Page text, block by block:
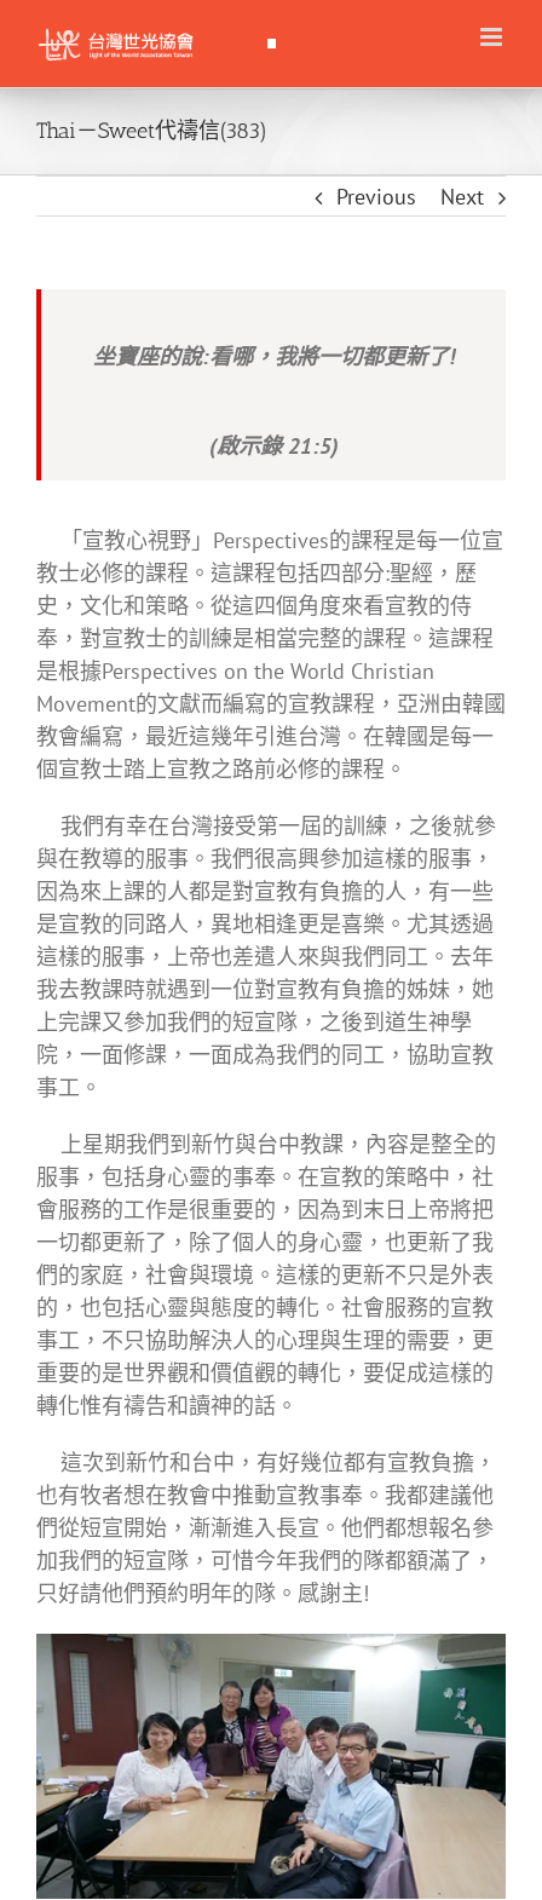
content
Thai－Sweet代禱信(383)
Previous Next
坐寶座的說:看哪，我將一切都更新了!
(啟示錄 21:5)
「宣教心視野」Perspectives的課程是每一位宣
教士必修的課程。這課程包括四部分:聖經，歷
史，文化和策略。從這四個角度來看宣教的侍
奉，對宣教士的訓練是相當完整的課程。這課程
是根據Perspectives on the World Christian
Movement的文獻而編寫的宣教課程，亞洲由韓國
教會編寫，最近這幾年引進台灣。在韓國是每一
個宣教士踏上宣教之路前必修的課程。
我們有幸在台灣接受第一屆的訓練，之後就參
與在教導的服事。我們很高興參加這樣的服事，
因為來上課的人都是對宣教有負擔的人，有一些
是宣教的同路人，異地相逢更是喜樂。尤其透過
這樣的服事，上帝也差遣人來與我們同工。去年
我去教課時就遇到一位對宣教有負擔的姊妹，她
上完課又參加我們的短宣隊，之後到道生神學
院，一面修課，一面成為我們的同工，協助宣教
事工。
上星期我們到新竹與台中教課，內容是整全的
服事，包括身心靈的事奉。在宣教的策略中，社
會服務的工作是很重要的，因為到末日上帝將把
一切都更新了，除了個人的身心靈，也更新了我
們的家庭，社會與環境。這樣的更新不只是外表
的，也包括心靈與態度的轉化。社會服務的宣教
事工，不只協助解決人的心理與生理的需要，更
重要的是世界觀和價值觀的轉化，要促成這樣的
轉化惟有禱告和讀神的話。
這次到新竹和台中，有好幾位都有宣教負擔，
也有牧者想在教會中推動宣教事奉。我都建議他
們從短宣開始，漸漸進入長宣。他們都想報名參
加我們的短宣隊，可惜今年我們的隊都額滿了，
只好請他們預約明年的隊。感謝主!